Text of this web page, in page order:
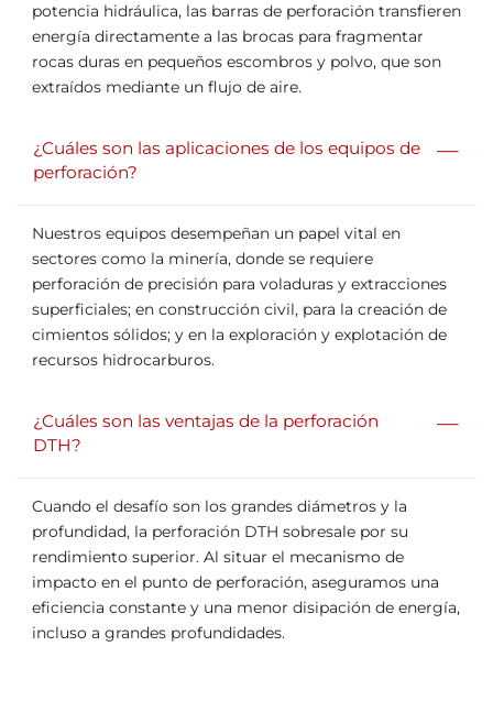
potencia hidráulica, las barras de perforación transfieren
energía directamente a las brocas para fragmentar
rocas duras en pequeños escombros y polvo, que son
extraídos mediante un flujo de aire.
—
¿Cuáles son las aplicaciones de los equipos de
perforación?
Nuestros equipos desempeñan un papel vital en
sectores como la minería, donde se requiere
perforación de precisión para voladuras y extracciones
superficiales; en construcción civil, para la creación de
cimientos sólidos; y en la exploración y explotación de
recursos hidrocarburos.
—
¿Cuáles son las ventajas de la perforación
DTH?
Cuando el desafío son los grandes diámetros y la
profundidad, la perforación DTH sobresale por su
rendimiento superior. Al situar el mecanismo de
impacto en el punto de perforación, aseguramos una
eficiencia constante y una menor disipación de energía,
incluso a grandes profundidades.